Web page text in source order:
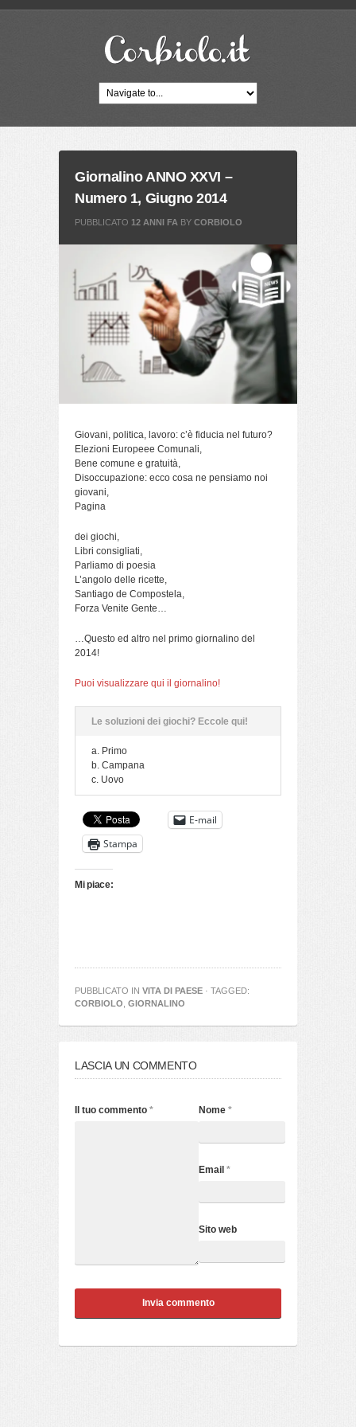
Giornalino ANNO XXVI –
Numero 1, Giugno 2014
PUBBLICATO 12 ANNI FA BY CORBIOLO
Giovani, politica, lavoro: c’è fiducia nel futuro?
Elezioni Europeee Comunali,
Bene comune e gratuità,
Disoccupazione: ecco cosa ne pensiamo noi
giovani,
Pagina
dei giochi,
Libri consigliati,
Parliamo di poesia
L’angolo delle ricette,
Santiago de Compostela,
Forza Venite Gente…
…Questo ed altro nel primo giornalino del
2014!
Puoi visualizzare qui il giornalino!
Le soluzioni dei giochi? Eccole qui!
a. Primo
b. Campana
c. Uovo
E-mail
Stampa
Mi piace:
PUBBLICATO IN VITA DI PAESE · TAGGED:
CORBIOLO GIORNALINO
LASCIA UN COMMENTO
Nome*
Email*
Sito web
Il tuo commento *